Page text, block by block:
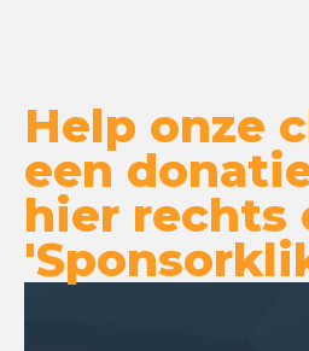
Help onze
een
hier rechts